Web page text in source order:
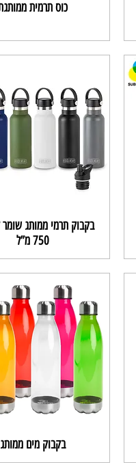
כוס תרמית
בקבוק תרמי ממותג שומר
750 מ”ל
בקבוק מים ממותג